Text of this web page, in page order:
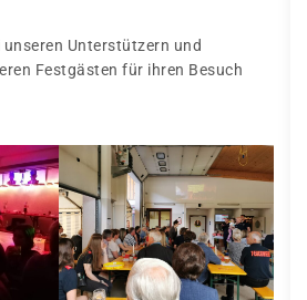
Unterstützern und
Festgästen für ihren Besuch